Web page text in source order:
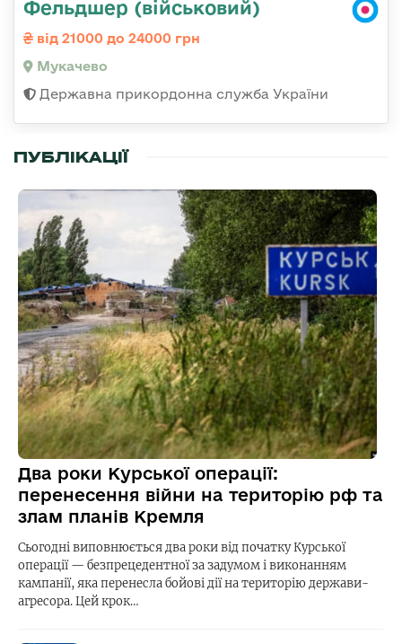
Фельдшер (військовий)
від 21000 до 24000 грн
Мукачево
Державна прикордонна служба України
ПУБЛІКАЦІЇ
Два роки Курської операції:
перенесення війни на територію рф та
злам планів Кремля
Сьогодні виповнюється два роки від початку Курської
операції — безпрецедентної за задумом і виконанням
кампанії, яка перенесла бойові дії на територію держави-
агресора. Цей крок…